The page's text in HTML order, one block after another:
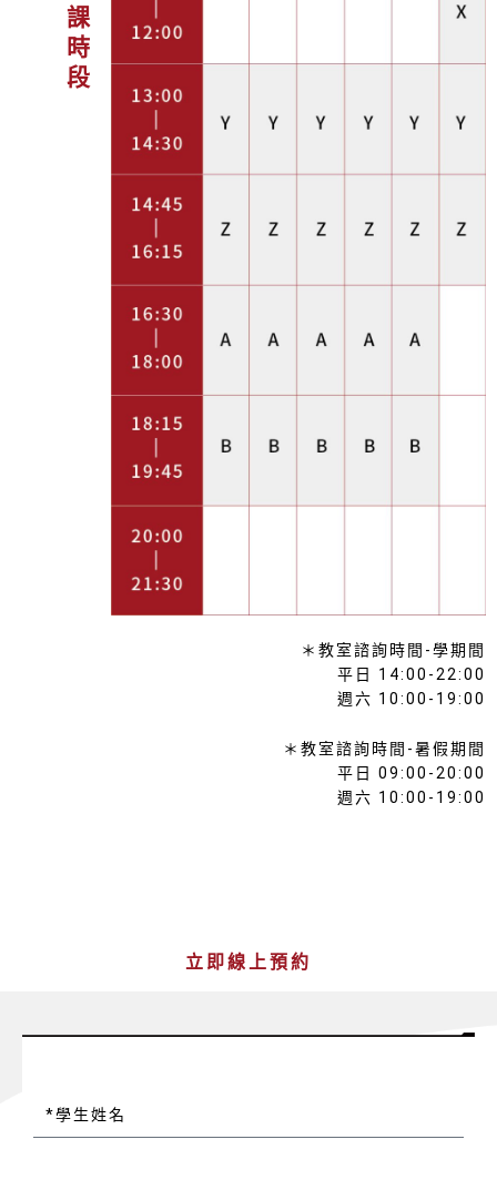
＊教室諮詢時間-學期間
平日 14:00-22:00
週六 10:00-19:00
＊教室諮詢時間-暑假期間
平日 09:00-20:00
週六 10:00-19:00
立即線上預約